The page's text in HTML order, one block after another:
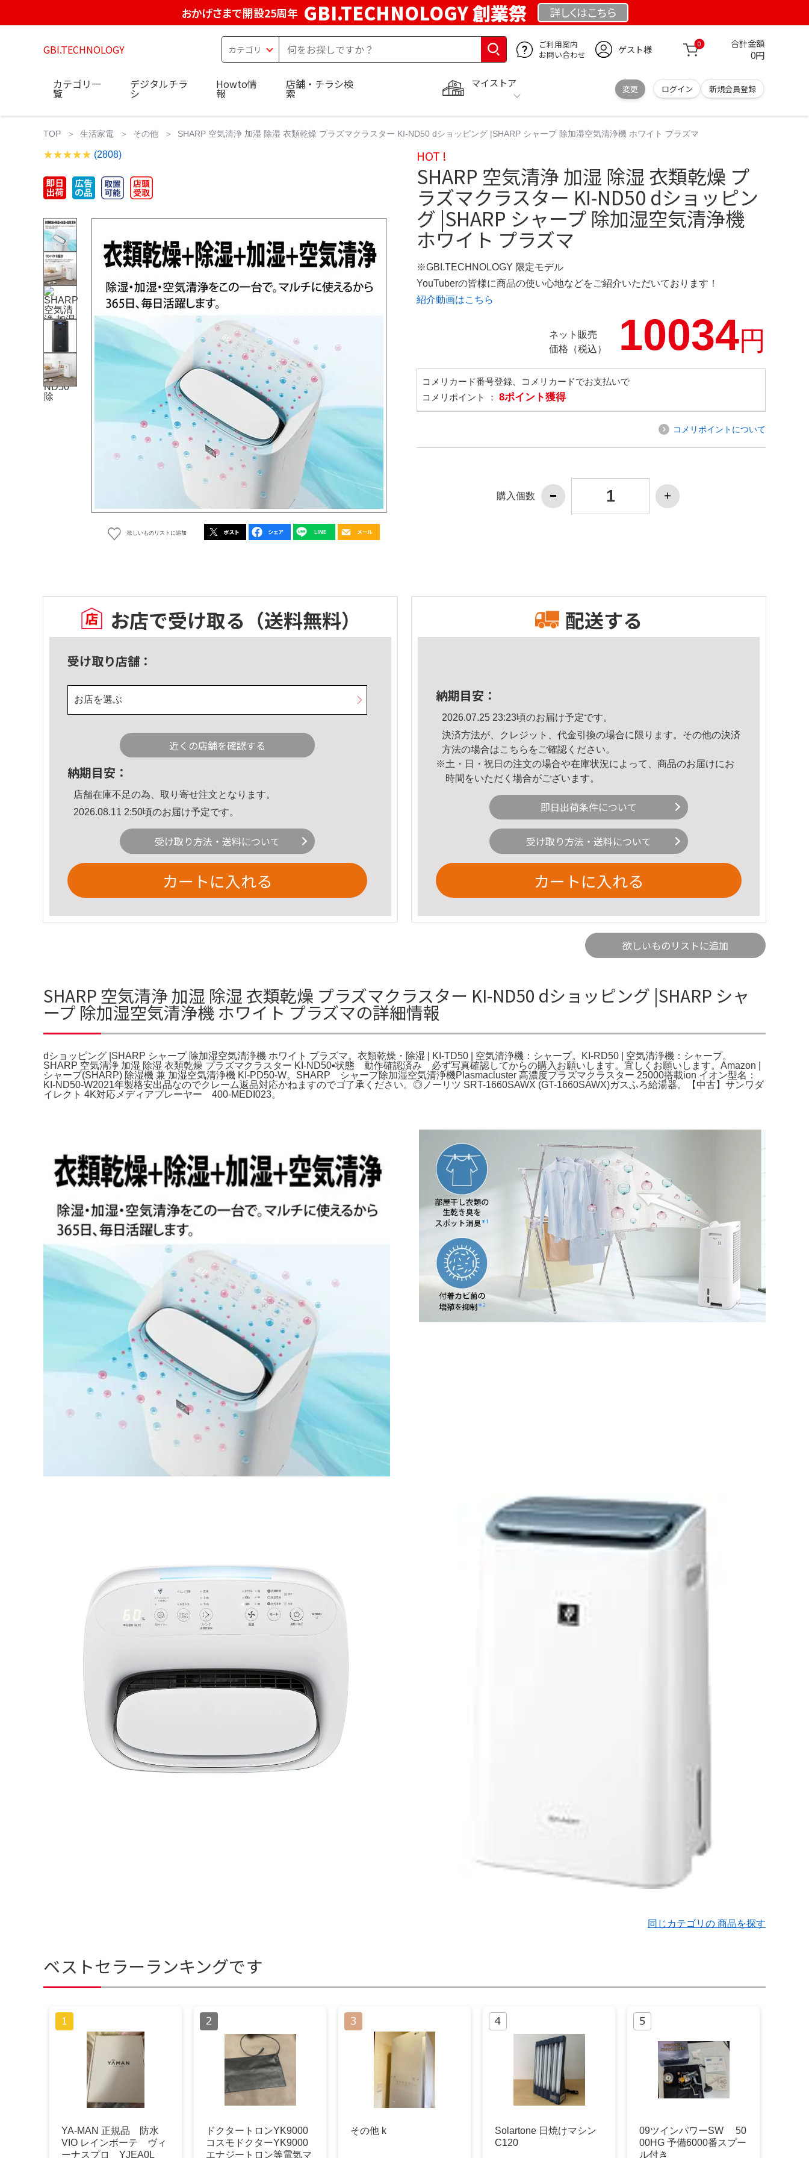
おかげさまで開設25周年 GBI.TECHNOLOGY 創業祭 詳しくはこちら
GBI.TECHNOLOGY
ご利用案内
お問い合わせ
ゲスト様 0 合計金額
0円
マイストア
変更 ログイン 新規会員登録
カテゴリ一
覧
デジタルチラ
シ
Howto情
報
店舗・チラシ検
索
TOP 生活家電 その他 SHARP 空気清浄 加湿 除湿 衣類乾燥 プラズマクラスター KI-ND50 dショッピング |SHARP シャープ 除加湿空気清浄機 ホワイト プラズマ
(2808)
欲しいものリストに追加
HOT !
SHARP 空気清浄 加湿 除湿 衣類乾燥 プ
ラズマクラスター KI-ND50 dショッピン
グ |SHARP シャープ 除加湿空気清浄機
ホワイト プラズマ
※GBI.TECHNOLOGY 限定モデル
YouTuberの皆様に商品の使い心地などをご紹介いただいております！
紹介動画はこちら
ネット販売
価格（税込）
10034円
コメリカード番号登録、コメリカードでお支払いで
コメリポイント ： 8ポイント獲得
コメリポイントについて
購入個数
お店で受け取る （送料無料）
受け取り店舗：
お店を選ぶ
近くの店舗を確認する
納期目安：
店舗在庫不足の為、取り寄せ注文となります。
2026.08.11 2:50頃のお届け予定です。
受け取り方法・送料について
カートに入れる
配送する
納期目安：
2026.07.25 23:23頃のお届け予定です。
決済方法が、クレジット、代金引換の場合に限ります。その他の決済
方法の場合はこちら をご確認ください。
※土・日・祝日の注文の場合や在庫状況によって、商品のお届けにお
時間をいただく場合がございます。
即日出荷条件について
受け取り方法・送料について
カートに入れる
欲しいものリストに追加
SHARP 空気清浄 加湿 除湿 衣類乾燥 プラズマクラスター KI-ND50 dショッピング |SHARP シャ
ープ 除加湿空気清浄機 ホワイト プラズマの詳細情報
dショッピング |SHARP シャープ 除加湿空気清浄機 ホワイト プラズマ。衣類乾燥・除湿 | KI-TD50 | 空気清浄機：シャープ。KI-RD50 | 空気清浄機：シャープ。
SHARP 空気清浄 加湿 除湿 衣類乾燥 プラズマクラスター KI-ND50▪️状態 動作確認済み 必ず写真確認してからの購入お願いします。宜しくお願いします。Amazon |
シャープ(SHARP) 除湿機 兼 加湿空気清浄機 KI-PD50-W。SHARP シャープ除加湿空気清浄機Plasmacluster 高濃度プラズマクラスター 25000搭載ion イオン型名：
KI-ND50-W2021年製格安出品なのでクレーム返品対応かねますのでゴ了承ください。◎ノーリツ SRT-1660SAWX (GT-1660SAWX)ガスふろ給湯器。【中古】サンワダ
イレクト 4K対応メディアプレーヤー 400-MEDI023。
同じカテゴリの 商品を探す
ベストセラーランキングです
YA-MAN 正規品 防水
VIO レインボーテ ヴィ
ーナスプロ YJEA0L
ドクタートロンYK9000
コスモドクターYK9000
エナジートロン等電気マ
その他 k
Solartone 日焼けマシン
C120
09ツインパワーSW 50
00HG 予備6000番スプー
ル付き